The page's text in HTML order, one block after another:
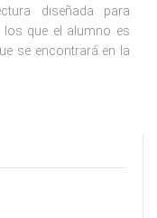
diseñada para
que el alumno es
se encontrará en la